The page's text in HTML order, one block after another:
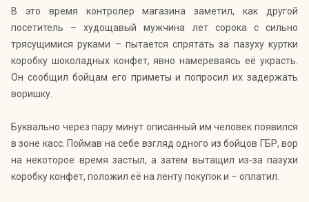
В это время контролер магазина заметил, как другой
посетитель – худощавый мужчина лет сорока с сильно
трясущимися руками – пытается спрятать за пазуху куртки
коробку шоколадных конфет, явно намереваясь её украсть.
Он сообщил бойцам его приметы и попросил их задержать
воришку.
Буквально через пару минут описанный им человек появился
в зоне касс. Поймав на себе взгляд одного из бойцов ГБР, вор
на некоторое время застыл, а затем вытащил из-за пазухи
коробку конфет, положил её на ленту покупок и – оплатил.